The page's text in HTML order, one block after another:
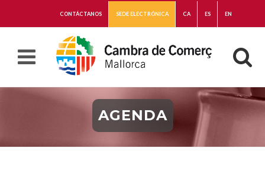
CONTÁCTANOS SEDE ELECTRÓNICA CA ES EN
AGENDA